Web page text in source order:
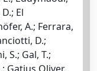
El
A.; Ferrara,
D.;
S.; Gal, T.;